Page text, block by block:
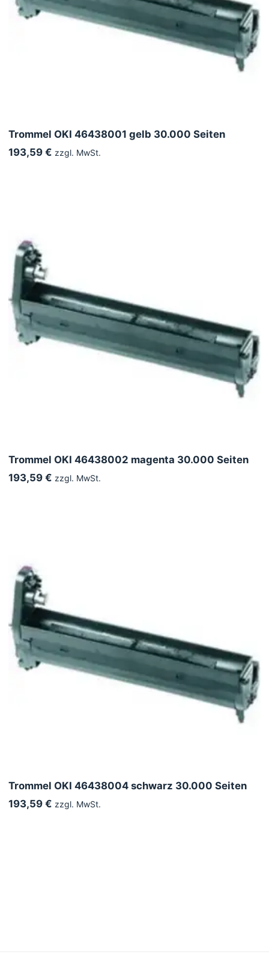
Trommel OKI 46438001 gelb 30.000 Seiten
193,59 € zzgl. MwSt.
Trommel OKI 46438002 magenta 30.000 Seiten
193,59 € zzgl. MwSt.
Trommel OKI 46438004 schwarz 30.000 Seiten
193,59 € zzgl. MwSt.